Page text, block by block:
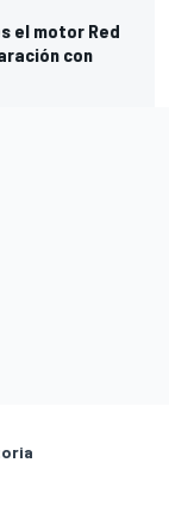
el motor Red
con